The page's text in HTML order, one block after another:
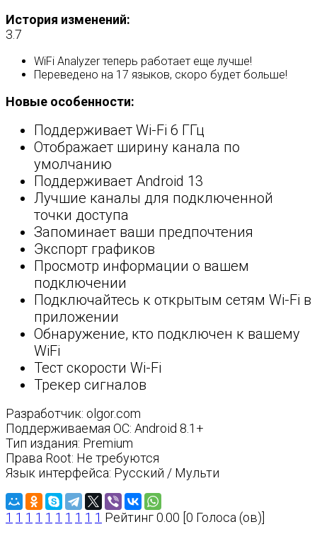
История изменений:
3.7
WiFi Analyzer теперь работает еще лучше!
Переведено на 17 языков, скоро будет больше!
Новые особенности:
Поддерживает Wi-Fi 6 ГГц
Отображает ширину канала по
умолчанию
Поддерживает Android 13
Лучшие каналы для подключенной
точки доступа
Запоминает ваши предпочтения
Экспорт графиков
Просмотр информации о вашем
подключении
Подключайтесь к открытым сетям Wi-Fi в
приложении
Обнаружение, кто подключен к вашему
WiFi
Тест скорости Wi-Fi
Трекер сигналов
Разработчик: olgor.com
Поддерживаемая ОС: Android 8.1+
Тип издания: Premium
Права Root: Не требуются
Язык интерфейса: Русский / Мульти
1 1 1 1 1 1 1 1 1 1 Рейтинг 0.00 [0 Голоса (ов)]